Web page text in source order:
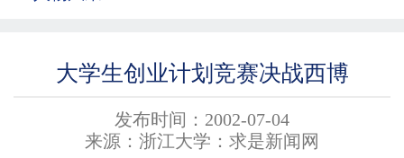
大学生创业计划竞赛决战西博
发布时间：2002-07-04
来源：浙江大学：求是新闻网